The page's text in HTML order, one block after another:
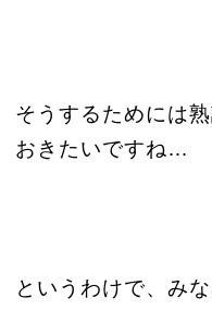
そうするためには
おきたいですね…
というわけで、み